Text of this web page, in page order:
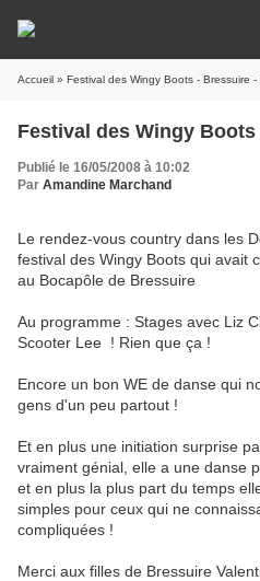
Accueil » Festival des Wingy Boots - Bressuire -
Festival des Wingy
Publié le 16/05/2008 à 10:02
Par Amandine Marchand
Le rendez-vous country dans les
festival des Wingy Boots qui avait
au Bocapôle de Bressuire
Au programme : Stages avec Liz
Scooter Lee ! Rien que ça !
Encore un bon WE de danse qui
gens d'un peu partout !
Et en plus une initiation surprise
vraiment génial, elle a une danse
et en plus la plus part du temps
simples pour ceux qui ne
compliquées !
Merci aux filles de Bressuire